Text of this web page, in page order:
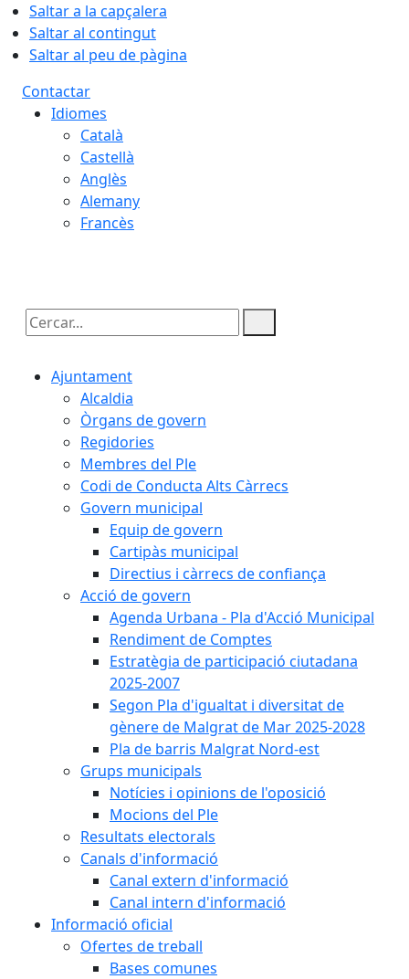
Saltar a la capçalera
Saltar al contingut
Saltar al peu de pàgina
Contactar
Idiomes
Català
Castellà
Anglès
Alemany
Francès
Cercar:
Ajuntament
Alcaldia
Òrgans de govern
Regidories
Membres del Ple
Codi de Conducta Alts Càrrecs
Govern municipal
Equip de govern
Cartipàs municipal
Directius i càrrecs de confiança
Acció de govern
Agenda Urbana - Pla d'Acció Municipal
Rendiment de Comptes
Estratègia de participació ciutadana
2025-2007
Segon Pla d'igualtat i diversitat de
gènere de Malgrat de Mar 2025-2028
Pla de barris Malgrat Nord-est
Grups municipals
Notícies i opinions de l'oposició
Mocions del Ple
Resultats electorals
Canals d'informació
Canal extern d'informació
Canal intern d'informació
Informació oficial
Ofertes de treball
Bases comunes